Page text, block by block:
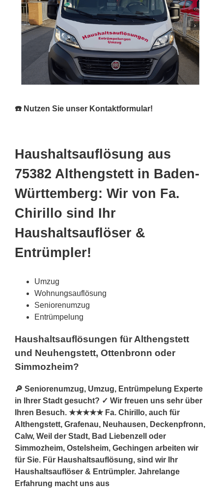
☎️ Nutzen Sie unser Kontaktformular!
Haushaltsauflösung aus
75382 Althengstett in Baden-
Württemberg: Wir von Fa.
Chirillo sind Ihr
Haushaltsauflöser &
Entrümpler!
Umzug
Wohnungsauflösung
Seniorenumzug
Entrümpelung
Haushaltsauflösungen für Althengstett
und Neuhengstett, Ottenbronn oder
Simmozheim?
🔎 Seniorenumzug, Umzug, Entrümpelung Experte
in Ihrer Stadt gesucht? ✓ Wir freuen uns sehr über
Ihren Besuch. ★★★★★ Fa. Chirillo, auch für
Althengstett, Grafenau, Neuhausen, Deckenpfronn,
Calw, Weil der Stadt, Bad Liebenzell oder
Simmozheim, Ostelsheim, Gechingen arbeiten wir
für Sie. Für Haushaltsauflösung, sind wir Ihr
Haushaltsauflöser & Entrümpler. Jahrelange
Erfahrung macht uns aus